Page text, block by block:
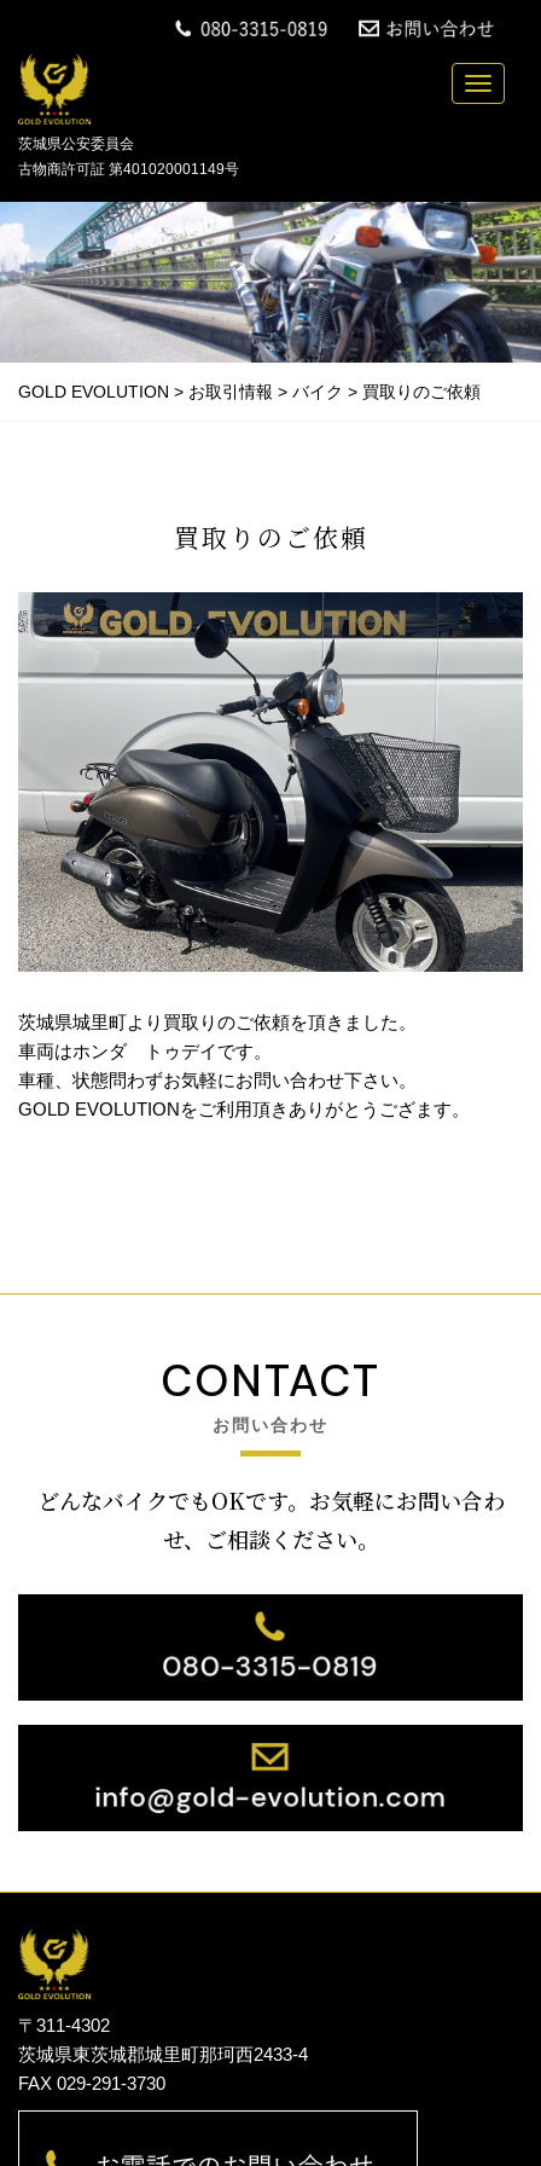
Toggle
中古バイクの買取・無料引取を行っている「
茨城県公安委員会
古物商許可証 第401020001149号
GOLD EVOLUTION > お取引情報 > バイク > 買取りのご依頼
買取りのご依頼
茨城県城里町より買取りのご依頼を頂きました。
車両はホンダ トゥデイです。
車種、状態問わずお気軽にお問い合わせ下さい。
GOLD EVOLUTIONをご利用頂きありがとうござます。
CONTACT
お問い合わせ
どんなバイクでもOKです。お気軽にお問い合わ
せ、ご相談ください。
〒311-4302
茨城県東茨城郡城里町那珂西2433-4
FAX 029-291-3730